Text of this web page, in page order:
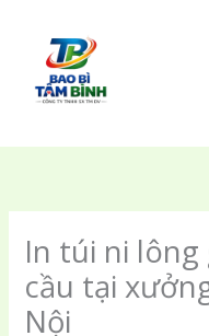
dung
In túi ni lông
cầu tại
Nội